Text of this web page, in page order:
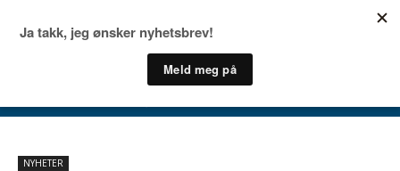
NYHETER